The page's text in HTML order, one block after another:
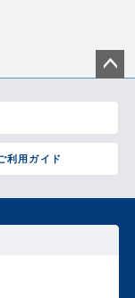
利用ガイド
ジト
へ